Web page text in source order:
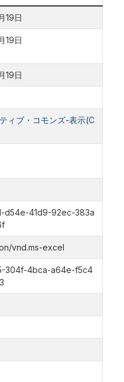
19日
19日
19日
ィブ・コモンズ-表示(C
d54e-41d9-92ec-383a
vnd.ms-excel
304f-4bca-a64e-f5c4